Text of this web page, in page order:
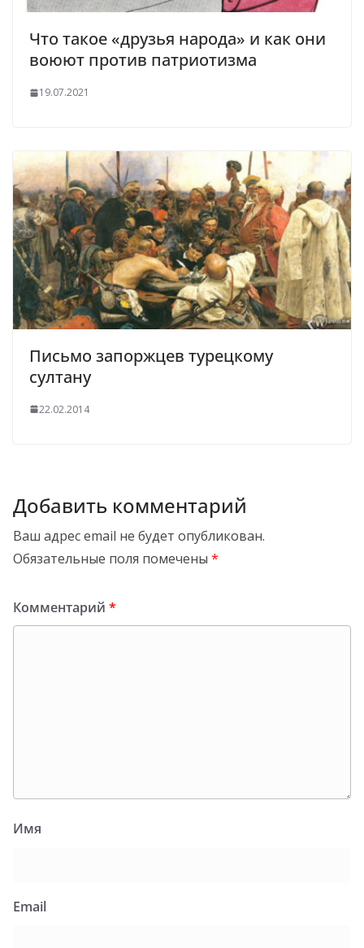
Что такое «друзья народа» и как они
воюют против патриотизма
19.07.2021
Письмо запоржцев турецкому
султану
22.02.2014
Добавить комментарий
Ваш адрес email не будет опубликован.
Обязательные поля помечены *
Комментарий *
Имя
Email